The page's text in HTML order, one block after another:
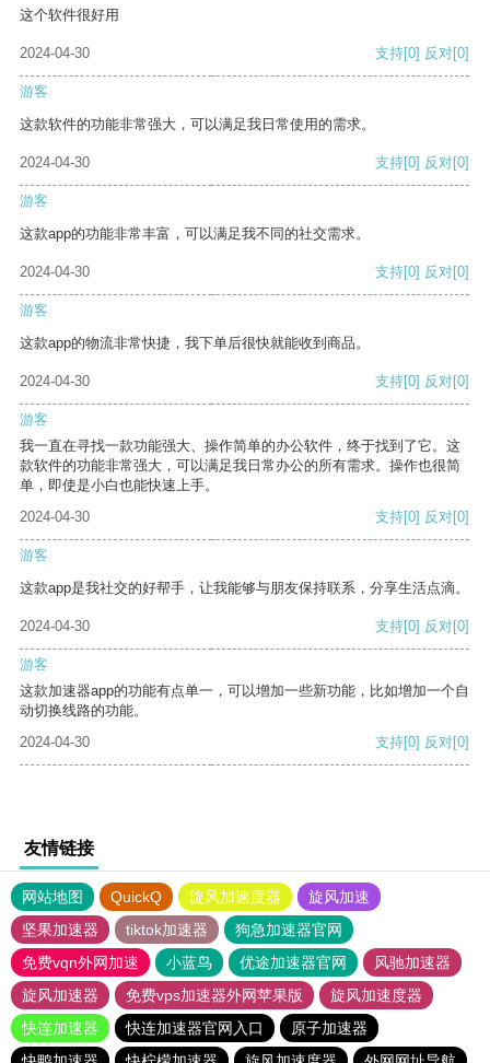
这个软件很好用
2024-04-30 支持[0] 反对[0]
游客
这款软件的功能非常强大，可以满足我日常使用的需求。
2024-04-30 支持[0] 反对[0]
游客
这款app的功能非常丰富，可以满足我不同的社交需求。
2024-04-30 支持[0] 反对[0]
游客
这款app的物流非常快捷，我下单后很快就能收到商品。
2024-04-30 支持[0] 反对[0]
游客
我一直在寻找一款功能强大、操作简单的办公软件，终于找到了它。这
款软件的功能非常强大，可以满足我日常办公的所有需求。操作也很简
单，即使是小白也能快速上手。
2024-04-30
支持[0] 反对[0]
游客
这款app是我社交的好帮手，让我能够与朋友保持联系，分享生活点滴。
2024-04-30 支持[0] 反对[0]
游客
这款加速器app的功能有点单一，可以增加一些新功能，比如增加一个自
动切换线路的功能。
2024-04-30
支持[0] 反对[0]
友情链接
网站地图 QuickQ 旋风加速度器
旋风加速
坚果加速器
tiktok加速器
狗急加速器官网
免费vqn外网加速
小蓝鸟 优途加速器官网
风驰加速器
旋风加速器
免费vps加速器外网苹果版
旋风加速度器
快连加速器
快连加速器官网入口
原子加速器